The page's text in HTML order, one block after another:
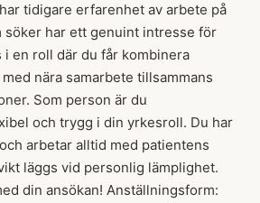
tidigare erfarenhet av arbete på
söker har ett genuint intresse för
en roll där du får kombinera
nära samarbete tillsammans
Som person är du
och trygg i din yrkesroll. Du har
arbetar alltid med patientens
läggs vid personlig lämplighet.
din ansökan! Anställningsform: